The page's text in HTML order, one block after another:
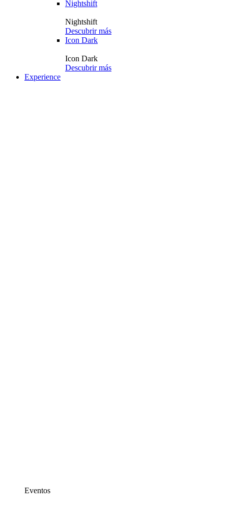
Nightshift
Nightshift
Descubrir más
Icon Dark
Icon Dark
Descubrir más
Experience
Eventos